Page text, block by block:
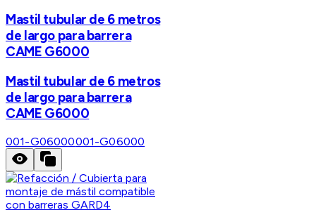
Mastil tubular de 6 metros
de largo para barrera
CAME G6000
Mastil tubular de 6 metros
de largo para barrera
CAME G6000
001-G06000001-G06000